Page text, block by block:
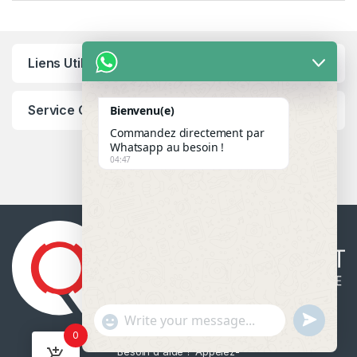
Liens Utiles
Service Client
Besoin d'aide ? Appelez-
0
Bienvenu(e)
Commandez directement par
Whatsapp au besoin !
04:47
"
+
WhatsApp Message
u
n